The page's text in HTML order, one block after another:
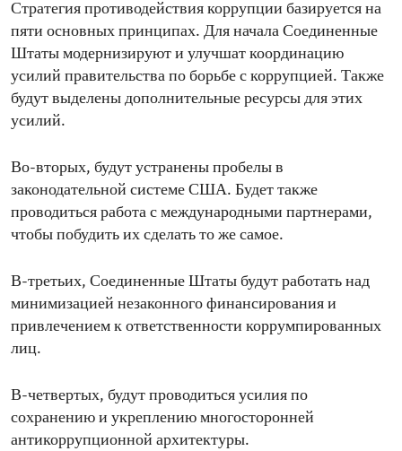
Стратегия противодействия коррупции базируется на
пяти основных принципах. Для начала Соединенные
Штаты модернизируют и улучшат координацию
усилий правительства по борьбе с коррупцией. Также
будут выделены дополнительные ресурсы для этих
усилий.
Во-вторых, будут устранены пробелы в
законодательной системе США. Будет также
проводиться работа с международными партнерами,
чтобы побудить их сделать то же самое.
В-третьих, Соединенные Штаты будут работать над
минимизацией незаконного финансирования и
привлечением к ответственности коррумпированных
лиц.
В-четвертых, будут проводиться усилия по
сохранению и укреплению многосторонней
антикоррупционной архитектуры.